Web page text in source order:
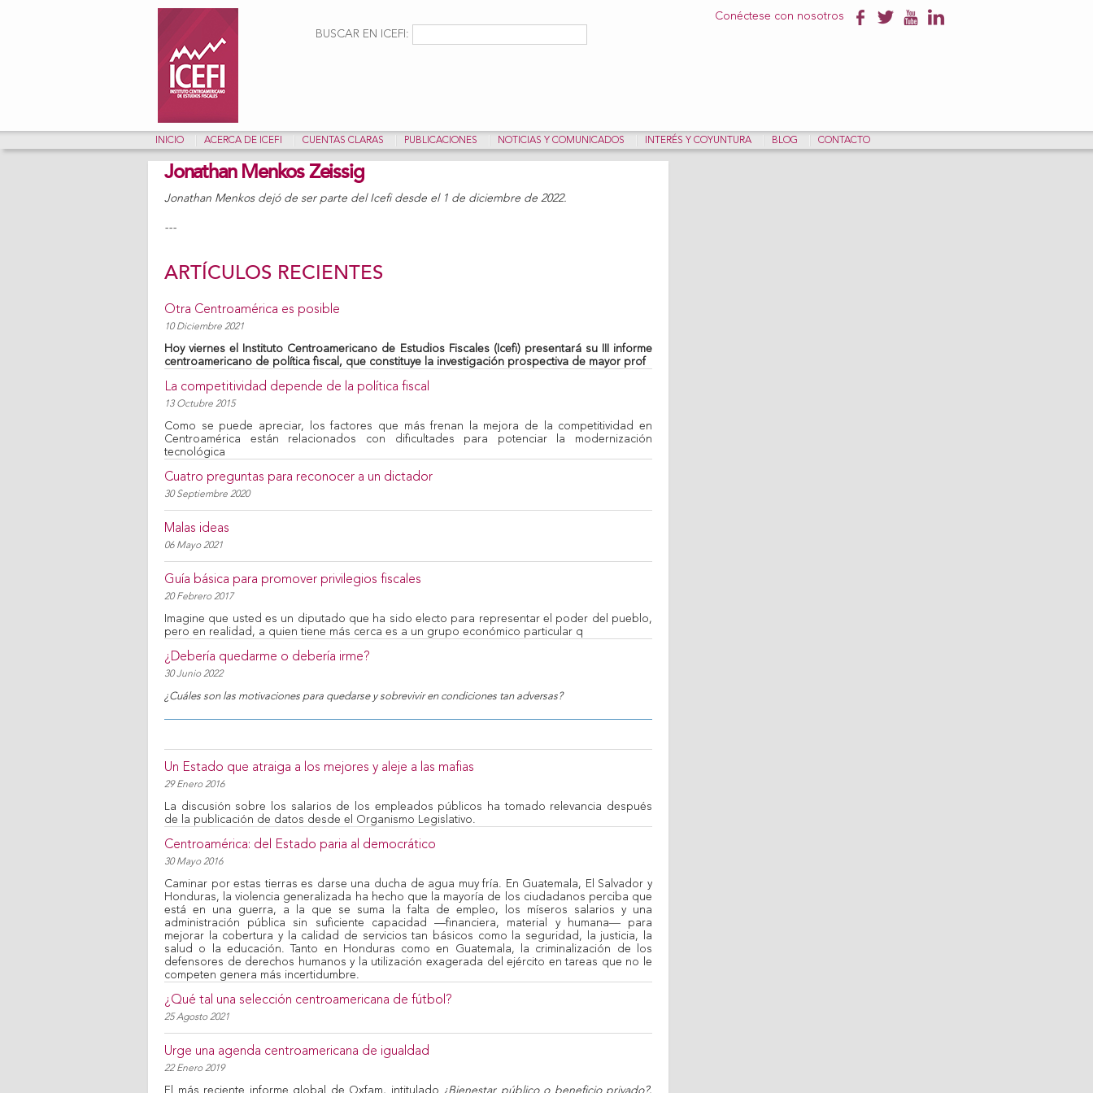
contenido
Conéctese con nosotros
Formulario de búsqueda
BUSCAR EN ICEFI:
INICIO ACERCA DE ICEFI CUENTAS CLARAS PUBLICACIONES NOTICIAS Y COMUNICADOS INTERÉS Y COYUNTURA BLOG CONTACTO
Jonathan Menkos Zeissig
Jonathan Menkos dejó de ser parte del Icefi desde el 1 de diciembre de 2022.
---
ARTÍCULOS RECIENTES
Otra Centroamérica es posible
10 Diciembre 2021
Hoy viernes el Instituto Centroamericano de Estudios Fiscales (Icefi) presentará su III informe
centroamericano de política fiscal, que constituye la investigación prospectiva de mayor prof
La competitividad depende de la política fiscal
13 Octubre 2015
Como se puede apreciar, los factores que más frenan la mejora de la competitividad en
Centroamérica están relacionados con dificultades para potenciar la modernización
tecnológica
Cuatro preguntas para reconocer a un dictador
30 Septiembre 2020
Malas ideas
06 Mayo 2021
Guía básica para promover privilegios fiscales
20 Febrero 2017
Imagine que usted es un diputado que ha sido electo para representar el poder del pueblo,
pero en realidad, a quien tiene más cerca es a un grupo económico particular q
¿Debería quedarme o debería irme?
30 Junio 2022
¿Cuáles son las motivaciones para quedarse y sobrevivir en condiciones tan adversas?
Un Estado que atraiga a los mejores y aleje a las mafias
29 Enero 2016
La discusión sobre los salarios de los empleados públicos ha tomado relevancia después
de la publicación de datos desde el Organismo Legislativo.
Centroamérica: del Estado paria al democrático
30 Mayo 2016
Caminar por estas tierras es darse una ducha de agua muy fría. En Guatemala, El Salvador y
Honduras, la violencia generalizada ha hecho que la mayoría de los ciudadanos perciba que
está en una guerra, a la que se suma la falta de empleo, los míseros salarios y una
administración pública sin suficiente capacidad —financiera, material y humana― para
mejorar la cobertura y la calidad de servicios tan básicos como la seguridad, la justicia, la
salud o la educación. Tanto en Honduras como en Guatemala, la criminalización de los
defensores de derechos humanos y la utilización exagerada del ejército en tareas que no le
competen genera más incertidumbre.
¿Qué tal una selección centroamericana de fútbol?
25 Agosto 2021
Urge una agenda centroamericana de igualdad
22 Enero 2019
El más reciente informe global de Oxfam, intitulado ¿Bienestar público o beneficio privado?,